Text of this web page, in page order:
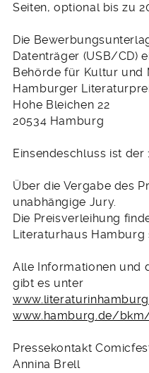
Seiten, optional bis zu
Die
Datenträger (USB/CD)
Behörde für Kultur und
Hamburger
Hohe Bleichen 22
20534 Hamburg
Einsendeschluss ist der
Über die Vergabe des
unabhängige Jury.
Die Preisverleihung
Literaturhaus Hamburg
Alle Informationen und
gibt es unter
www.hamburg.de/
Pressekontakt
Annina Brell